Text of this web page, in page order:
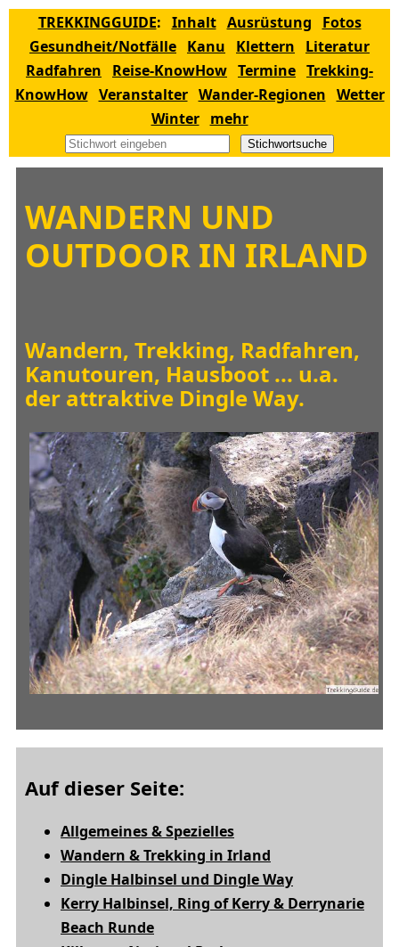
TREKKINGGUIDE: Inhalt Ausrüstung
Fotos
Gesundheit/Notfälle Kanu Klettern
Literatur
Radfahren
Reise-KnowHow Termine Trekking-
KnowHow Veranstalter Wander-Regionen Wetter
Winter
mehr
Stichwortsuche
WANDERN UND
OUTDOOR IN IRLAND
Wandern, Trekking, Radfahren,
Kanutouren, Hausboot ... u.a.
der attraktive Dingle Way.
Auf dieser Seite:
Allgemeines & Spezielles
Wandern & Trekking in Irland
Dingle Halbinsel und Dingle Way
Kerry Halbinsel, Ring of Kerry & Derrynarie
Beach Runde